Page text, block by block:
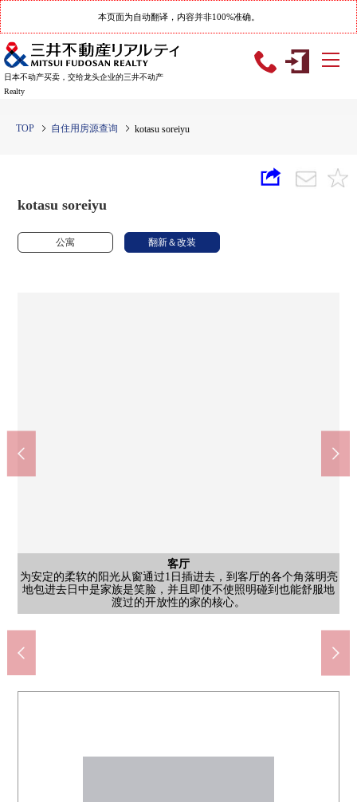
本页面为自动翻译，内容并非100%准确。
日本不动产买卖，交给龙头企业的三井不动产
Realty
TOP 自住用房源查询 kotasu soreiyu
kotasu soreiyu
公寓 翻新＆改装
客厅
为安定的柔软的阳光从窗通过1日插进去，到客厅的各个角落明亮
地包进去日中是家族是笑脸，并且即使不使照明碰到也能舒服地
渡过的开放性的家的核心。
外观
沿着青梅街道伫立的本Mansion，需要的设施在翠菊以及佐佐综合
医院，田无小学附近聚集了，是甚至家族放心，能生活的居住环
境。
客厅
也自由地享受根据孩子的成长的重新摆设，是虽然记下家族的历
史但是适合的成熟稳重的天空间隔。对搁板，装饰家族的照片，
也作为室内装饰是积极活动。
客厅
因为面向南向曝光面的阳台所以安定的柔软的阳光从窗通过1日插
进去。间接照明带来日常稍微地豪华的特别感。
客厅
有也能灵活支持将来的家族构成的变化的舒适的面积的LDK，孩
子成长，家族正追求自然和变得想聚集的舒适，从也是为正养育
家族的羁绊被设计的热的地方。
西式房间
在面向2面阳台的房间，是只有边角房才能做到的明亮。在也在作
为主卧室，很充裕的房间，成熟稳重的室内装饰和始自于标准的
窗的平稳的采光上演治疗在1日的疲劳的优质的安乐的时间。
西式房间
如果打开间隔的话，能和LDK接，在约16张塌塌米宽敞的空间新
生。是简约发光的两面派采光的亮的西式房间。木纹风格的温暖
的地板是污垢难以显眼的染色。
厨房
收纳丰富的厨房空间。也能舒适地放冰箱。
阳台
南向曝光面阳台。因为正面遮挡的东西少所以打开的视界有魅
力。能充分晒家族的洗衣东西以及被褥。因为南向所以好像好好
干。
风景
在眼前展现一片为停车场眼前蔚蓝的很好看的空中。能眺望自然
和田无的街景的是魅力中的一个。
公共汽车
作为治疗1日的疲劳的地方，脚舒适地增长，能舒畅漂亮，并且是
有清洁感的颜色味道的浴室。在木纹风格的就像浴缸是酒店，并
且慢慢地度过似的心情。浴室烘干机也标准设备。
洗脸
让作出心情的好的早晨，在傍晚夺回笑脸的镜子。化妆室能不论
什么时候夺回本来的自己的空间。明亮地完成了。
厕所
以有冲洗功能的马桶座作为标准装备。在冬天的冷的时期，暖气
功能也活跃。舒适地可以使用。另外，能在容器内部的空间修建
微小的收纳。能高效地收藏卫生纸。
西式房间
为正完全具备大容量的壁橱能把居住空白广泛地用于最大限度，
培养孩子的自立心的整理的习惯是自然和身体容易配有的整理整
顿容易做的房型。
西式房间
不正确保即使放床以及学习桌也被感到舒适的面积，即使孩子成
长，所有物增加也感到不舒服而是能慎重渡过作为只为了自己的
私人的时间的机能性的设计的房间。
风景
来自西式房间的风景。打开窗的话进入凉快的风和亮的阳光。
外观
共有部分
共有部分
外观